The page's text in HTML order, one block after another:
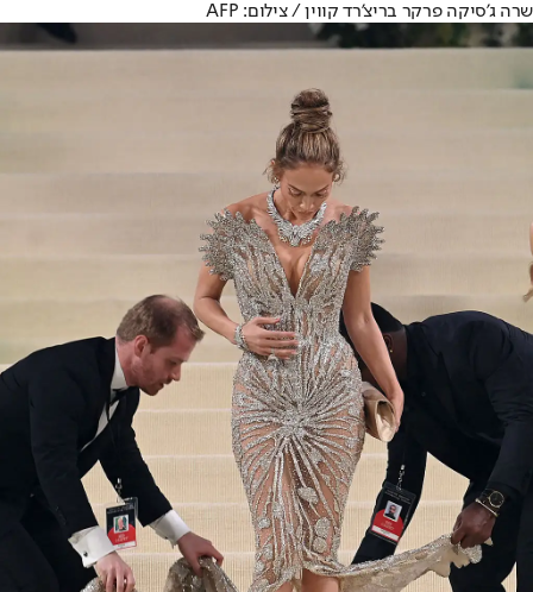
שרה ג'סיקה פרקר בריצ'רד קווין / צילום: AFP